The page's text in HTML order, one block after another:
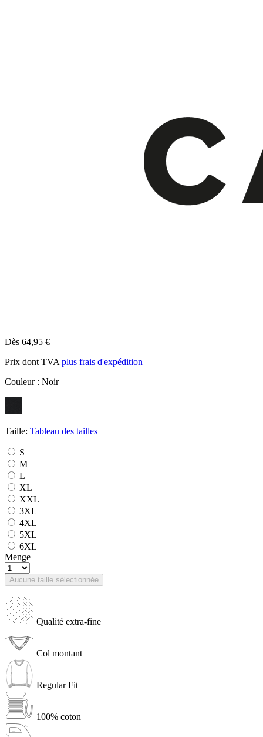
Dès 64,95 €
Prix dont TVA plus frais d'expédition
Couleur : Noir
Taille: Tableau des tailles
S
M
L
XL
XXL
3XL
4XL
5XL
6XL
Menge
Aucune taille sélectionnée
Qualité extra-fine
Col montant
Regular Fit
100% coton